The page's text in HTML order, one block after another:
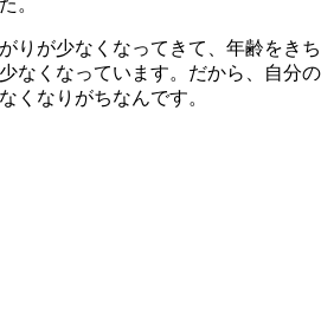
。
りが少なくなってきて、年齢をきち
なくなっています。だから、自分の
くなりがちなんです。